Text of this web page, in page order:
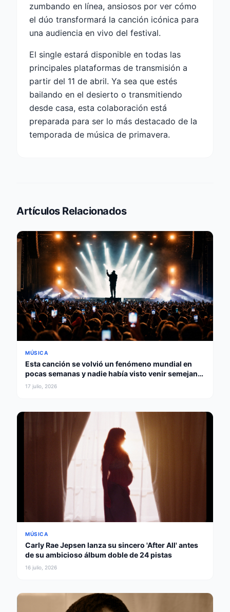
zumbando en línea, ansiosos por ver cómo
el dúo transformará la canción icónica para
una audiencia en vivo del festival.
El single estará disponible en todas las
principales plataformas de transmisión a
partir del 11 de abril. Ya sea que estés
bailando en el desierto o transmitiendo
desde casa, esta colaboración está
preparada para ser lo más destacado de la
temporada de música de primavera.
Artículos Relacionados
MÚSICA
Esta canción se volvió un fenómeno mundial en
pocas semanas y nadie había visto venir semejante
éxito
17 julio, 2026
MÚSICA
Carly Rae Jepsen lanza su sincero 'After All' antes
de su ambicioso álbum doble de 24 pistas
16 julio, 2026